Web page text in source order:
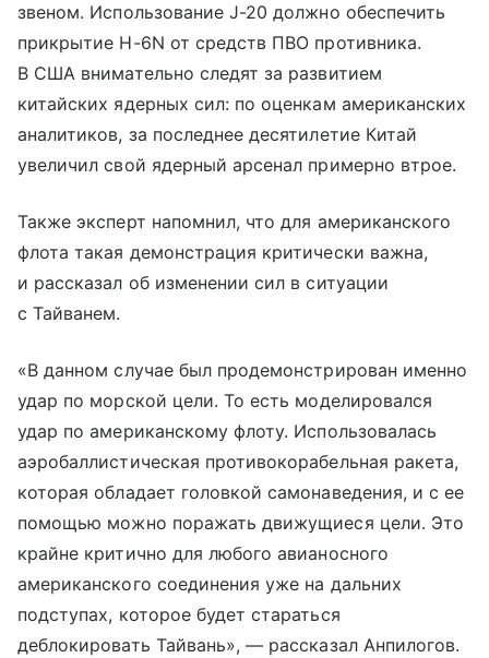
звеном. Использование J-20 должно обеспечить
прикрытие H-6N от средств ПВО противника.
В США внимательно следят за развитием
китайских ядерных сил: по оценкам американских
аналитиков, за последнее десятилетие Китай
увеличил свой ядерный арсенал примерно втрое.
Также эксперт напомнил, что для американского
флота такая демонстрация критически важна,
и рассказал об изменении сил в ситуации
с Тайванем.
«В данном случае был продемонстрирован именно
удар по морской цели. То есть моделировался
удар по американскому флоту. Использовалась
аэробаллистическая противокорабельная ракета,
которая обладает головкой самонаведения, и с ее
помощью можно поражать движущиеся цели. Это
крайне критично для любого авианосного
американского соединения уже на дальних
подступах, которое будет стараться
деблокировать Тайвань», — рассказал Анпилогов.